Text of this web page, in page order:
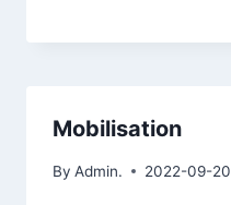
Mobilisation
By Admin. 2022-09-20